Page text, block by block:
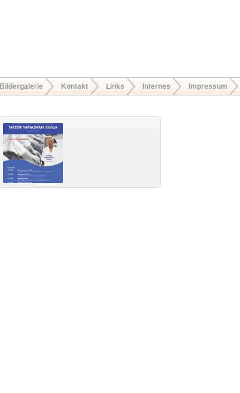
Bildergalerie Kontakt Links Internes Impressum